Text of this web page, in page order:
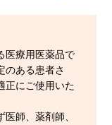
医療用医薬品で
のある患者さ
正にご使用いた
師、薬剤師、